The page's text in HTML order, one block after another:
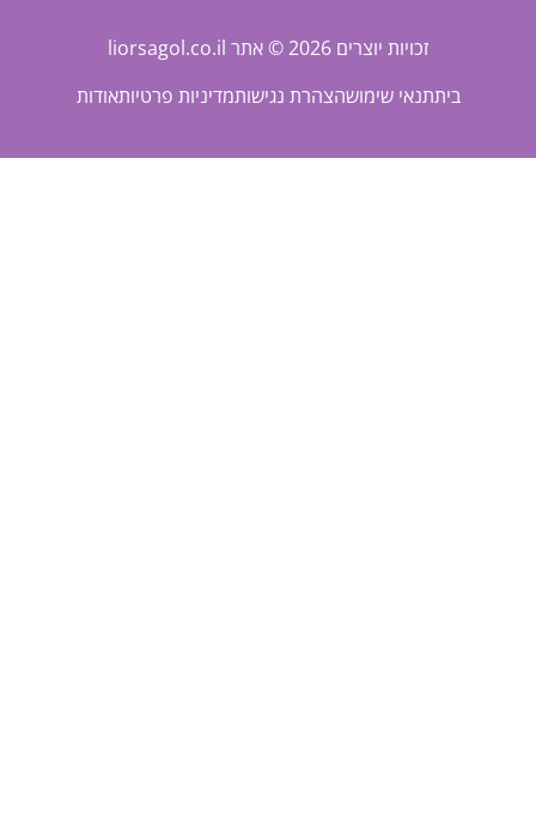
זכויות יוצרים 2026 © אתר liorsagol.co.il
תנאי שימושהצהרת נגישותמדיניות פרטיותאודות